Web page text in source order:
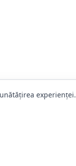
experienței.